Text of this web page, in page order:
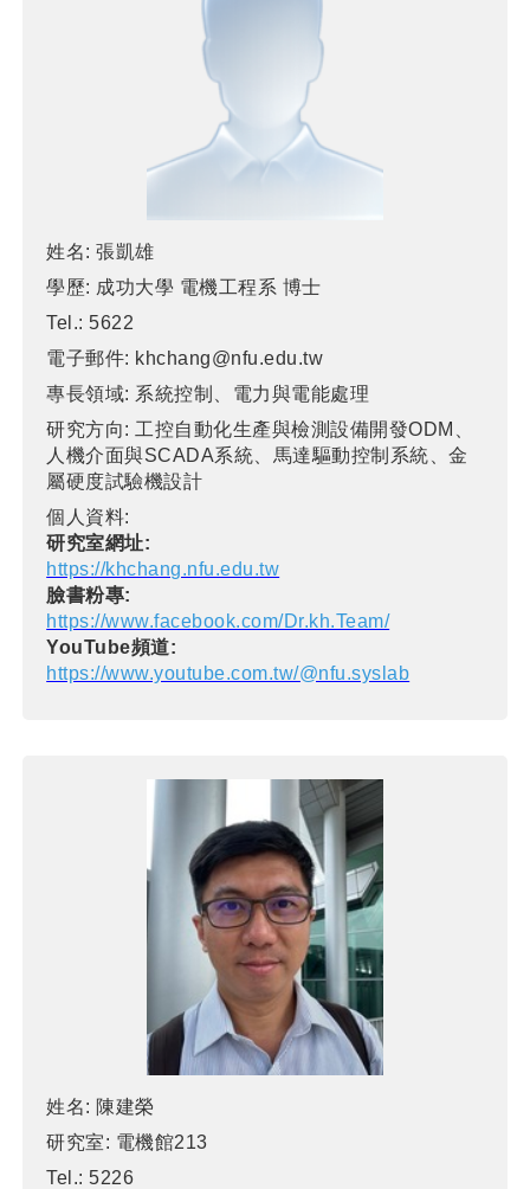
姓名: 張凱雄
學歷: 成功大學 電機工程系 博士
Tel.: 5622
電子郵件: khchang@nfu.edu.tw
專長領域: 系統控制、電力與電能處理
研究方向: 工控自動化生產與檢測設備開發ODM、
人機介面與SCADA系統、馬達驅動控制系統、金
屬硬度試驗機設計
個人資料:
研究室網址:
https://khchang.nfu.edu.tw
臉書粉專:
https://www.facebook.com/Dr.kh.Team/
YouTube頻道:
https://www.youtube.com.tw/@nfu.syslab
姓名: 陳建榮
研究室: 電機館213
Tel.: 5226